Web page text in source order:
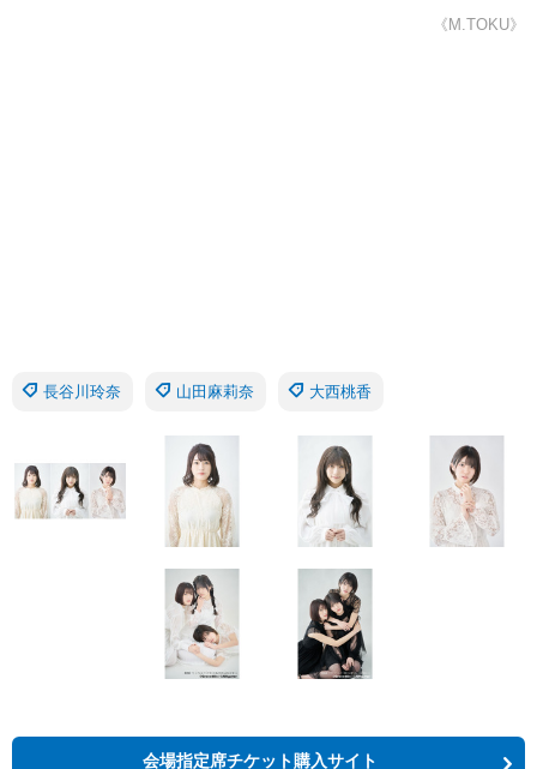
《M.TOKU》
長谷川玲奈 山田麻莉奈 大西桃香
会場指定席チケット購入サイト